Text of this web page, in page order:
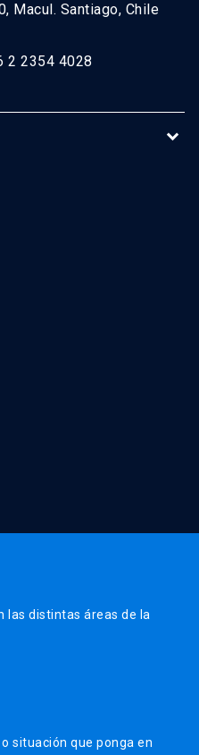
Macul. Santiago, Chile
2 2354 4028
las distintas áreas de la
situación que ponga en